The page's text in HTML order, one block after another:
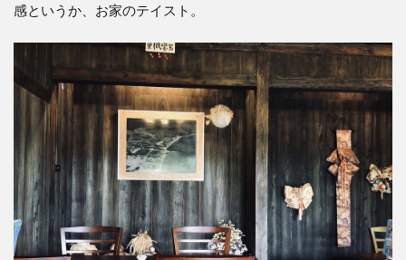
感というか、お家のテイスト。